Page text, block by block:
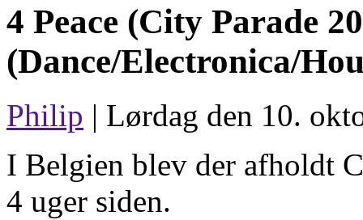
4 Peace (City Parade
(Dance/Electronica/
Philip | Lørdag den 10.
I Belgien blev der afholdt
4 uger siden.